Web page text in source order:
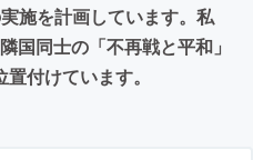
施を計画しています。私
国同士の「不再戦と平和」
付けています。